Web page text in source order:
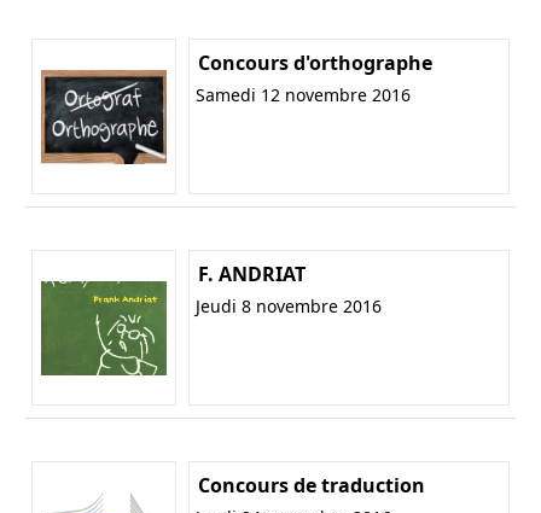
Concours d'orthographe
Samedi 12 novembre 2016
F. ANDRIAT
Jeudi 8 novembre 2016
Concours de traduction